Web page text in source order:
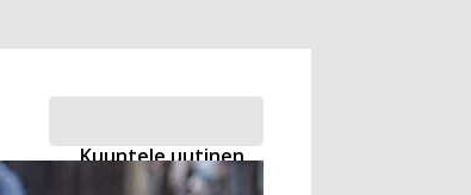
Kuuntele uutinen